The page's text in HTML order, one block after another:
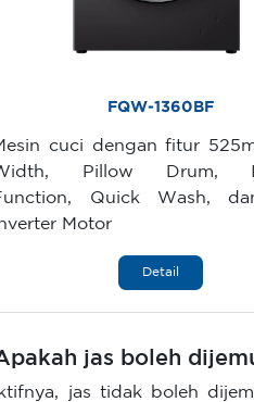
FQW-1360BF
cuci dengan fitur
Pillow Drum, I-
Quick Wash,
Motor
Detail
jas boleh
jas tidak boleh